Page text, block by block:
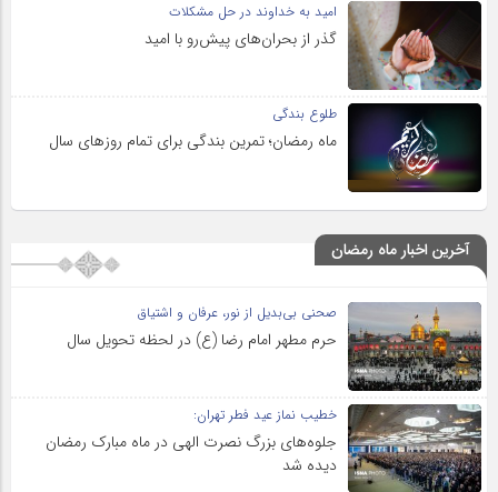
امید به خداوند در حل مشکلات
گذر از بحران‌های پیش‌رو با امید
طلوع بندگی
ماه رمضان؛ تمرین بندگی برای تمام روزهای سال
آخرین اخبار ماه رمضان
صحنی بی‌بدیل از نور، عرفان و اشتیاق
حرم مطهر امام رضا (ع) در لحظه تحویل سال
خطیب نماز عید فطر تهران:
جلوه‌های بزرگ نصرت الهی در ماه مبارک رمضان
دیده شد